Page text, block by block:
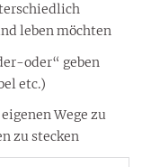
leben möchten
oder“ geben
etc.)
Wege zu
zu stecken